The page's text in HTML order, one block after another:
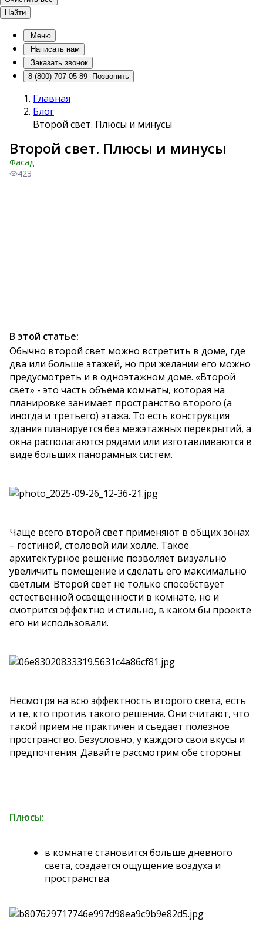
Найти
Меню
Написать нам
Заказать звонок
8 (800) 707-05-89
Позвонить
Главная
Блог
Второй свет. Плюсы и минусы
Второй свет. Плюсы и минусы
Фасад
423
В этой статье:
Обычно второй свет можно встретить в доме, где
два или больше этажей, но при желании его можно
предусмотреть и в одноэтажном доме. «Второй
свет» - это часть объема комнаты, которая на
планировке занимает пространство второго (а
иногда и третьего) этажа. То есть конструкция
здания планируется без межэтажных перекрытий, а
окна располагаются рядами или изготавливаются в
виде больших панорамных систем.
Чаще всего второй свет применяют в общих зонах
– гостиной, столовой или холле. Такое
архитектурное решение позволяет визуально
увеличить помещение и сделать его максимально
светлым. Второй свет не только способствует
естественной освещенности в комнате, но и
смотрится эффектно и стильно, в каком бы проекте
его ни использовали.
Несмотря на всю эффектность второго света, есть
и те, кто против такого решения. Они считают, что
такой прием не практичен и съедает полезное
пространство. Безусловно, у каждого свои вкусы и
предпочтения. Давайте рассмотрим обе стороны:
Плюсы:
в комнате становится больше дневного
света, создается ощущение воздуха и
пространства